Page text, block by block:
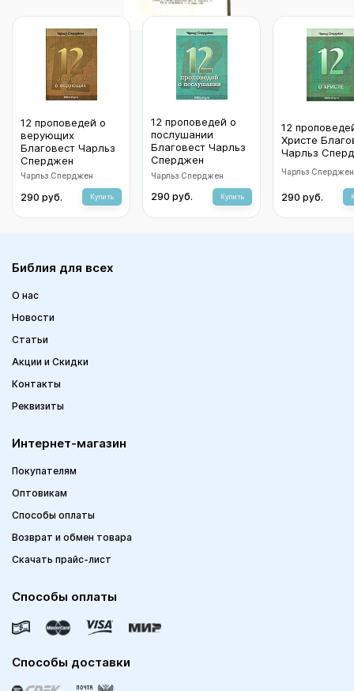
12 проповедей о
верующих
Благовест Чарльз
Сперджен
Чарльз Сперджен
290 руб. Купить
12 проповедей о
послушании
Благовест Чарльз
Сперджен
Чарльз Сперджен
290 руб. Купить
12
Христе
Чарльз
Чарльз Сперджен
290 руб.
Библия для всех
О нас
Новости
Статьи
Акции и Скидки
Контакты
Реквизиты
Интернет-магазин
Покупателям
Оптовикам
Способы оплаты
Возврат и обмен товара
Скачать прайс-лист
Способы оплаты
Способы доставки